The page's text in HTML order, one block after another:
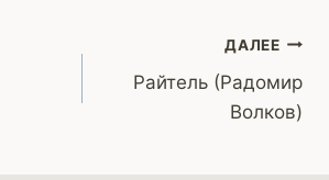
ДАЛЕЕ
Райтель (Радомир
Волков)